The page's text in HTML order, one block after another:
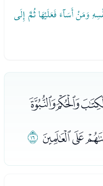
وَمَنْ أَسَآءَ فَعَلَيْهَا ثُمَّ إِلَى
ﭻ